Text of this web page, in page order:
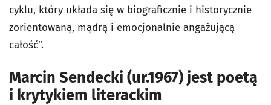
cyklu, który układa się w biograficznie i historycznie
zorientowaną, mądrą i emocjonalnie angażującą
całość”.
Marcin Sendecki (ur.1967) jest poetą
i krytykiem literackim